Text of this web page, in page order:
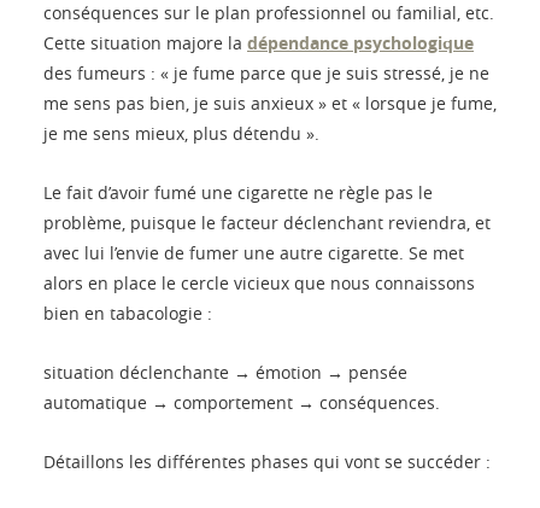
conséquences sur le plan professionnel ou familial, etc.
Cette situation majore la dépendance psychologique
des fumeurs : « je fume parce que je suis stressé, je ne
me sens pas bien, je suis anxieux » et « lorsque je fume,
je me sens mieux, plus détendu ».
Le fait d’avoir fumé une cigarette ne règle pas le
problème, puisque le facteur déclenchant reviendra, et
avec lui l’envie de fumer une autre cigarette. Se met
alors en place le cercle vicieux que nous connaissons
bien en tabacologie :
situation déclenchante → émotion → pensée
automatique → comportement → conséquences.
Détaillons les différentes phases qui vont se succéder :